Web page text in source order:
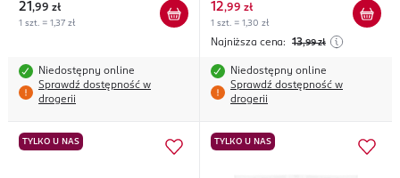
21 ,99 zł
1 szt. = 1,37 zł
Niedostępny online
Sprawdź dostępność w
drogerii
12,99 zł
1 szt. = 1,30 zł
Najniższa cena: 13,99 zł
Niedostępny online
Sprawdź dostępność w
drogerii
TYLKO U NAS TYLKO U NAS